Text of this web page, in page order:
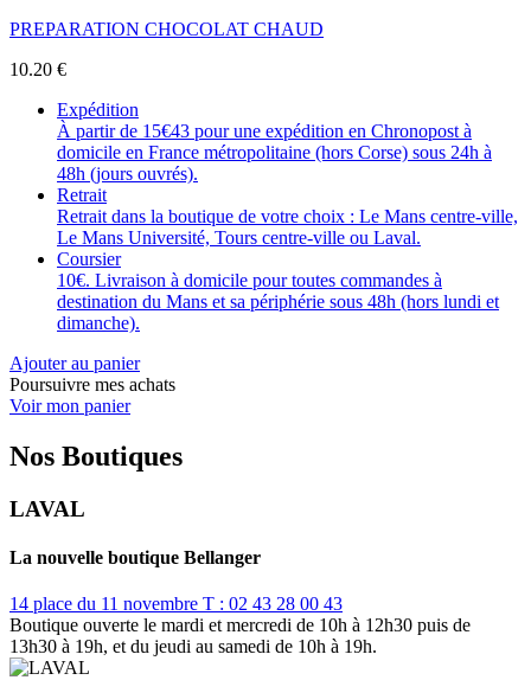
PREPARATION CHOCOLAT CHAUD
10.20 €
Expédition
À partir de 15€43 pour une expédition en Chronopost à
domicile en France métropolitaine (hors Corse) sous 24h à
48h (jours ouvrés).
Retrait
Retrait dans la boutique de votre choix : Le Mans centre-ville,
Le Mans Université, Tours centre-ville ou Laval.
Coursier
10€. Livraison à domicile pour toutes commandes à
destination du Mans et sa périphérie sous 48h (hors lundi et
dimanche).
Ajouter au panier
Poursuivre mes achats
Voir mon panier
Nos Boutiques
LAVAL
La nouvelle boutique Bellanger
14 place du 11 novembre T : 02 43 28 00 43
Boutique ouverte le mardi et mercredi de 10h à 12h30 puis de
13h30 à 19h, et du jeudi au samedi de 10h à 19h.